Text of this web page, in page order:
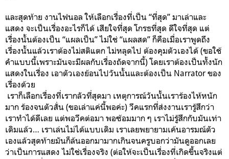
และสุดท้าย งานไฟนอล ให้เลือกเรื่องที่เป็น “ที่สุด” มาเล่าและ
แสดง จะเป็นเรื่องอะไรก็ได้ เสียใจที่สุด โกรธที่สุด ดีใจที่สุด แต่
เรื่องนั้นต้องเป็น “แผลเป็น” ไม่ใช่ “แผลสด” ก็คือเมื่อเราพูดถึง
เรื่องนั้นแล้วเราต้องไม่สติแตก ไม่หลุดไป ต้องคุมตัวเองได้ (ขอใช้
คำแบบนี้เพราะมันจะมีผลกับเรื่องถัดจากนี้) โดยเราต้องเป็นทั้งนัก
แสดงในเรื่อง เอาตัวเองย้อนไปวันนั้นและต้องเป็น Narrator ของ
เรื่องด้วย
เราก็เลือกเรื่องที่เรากลัวที่สุดมา เหตุการณ์วันนั้นเราร้องไห้หนัก
มาก ร้องจนตัวสั่น (ขอเล่าแค่นี้พอค่ะ) วีคแรกที่ส่งงานเรารู้สึกว่า
เราทำได้ดีเลย แต่พอวีคต่อมา พอซ้อมมาก ๆ เราไม่รู้สึกกับมันเท่า
เดิมแล้ว… เราเล่นไม่ได้แบบเดิม เราเลยพยายามเค้นอารมณ์ตัว
เองแล้วสุดท้ายมันก็ล้นออกมามากเกินจนครูบอกว่ามันดูออกเลย
ว่าเป็นการแสดง ไม่ใช่เรื่องจริง (ต่อให้จะเป็นเรื่องที่เกิดขึ้นจริงแต่